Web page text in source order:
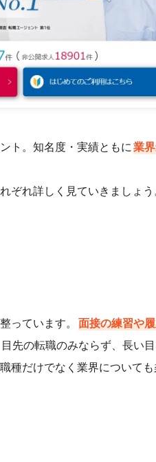
ト。知名度・実績ともに業
ぞれ詳しく見ていきましょ
っています。 面接の練習や
先の転職のみならず、長い
種だけでなく業界について